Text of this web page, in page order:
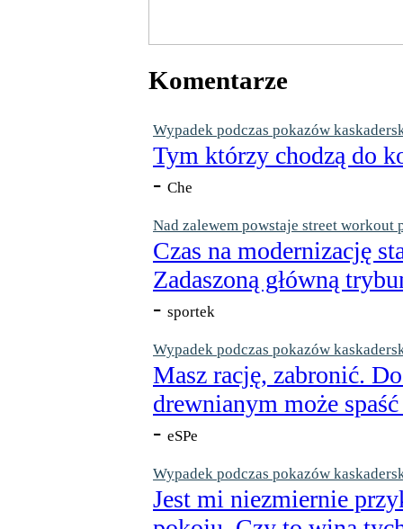
Komentarze
Wypadek podczas pokazów
Tym którzy chodzą do
- Che
Nad zalewem powstaje street workout
Czas na modernizację
Zadaszoną główną
- sportek
Wypadek podczas pokazów
Masz rację, zabronić.
drewnianym może
- eSPe
Wypadek podczas pokazów
Jest mi niezmiernie